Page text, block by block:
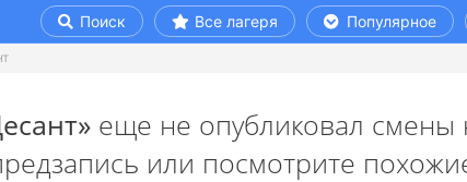
Поиск Все лагеря Популярное
еще не опубликовал смены
или посмотрите